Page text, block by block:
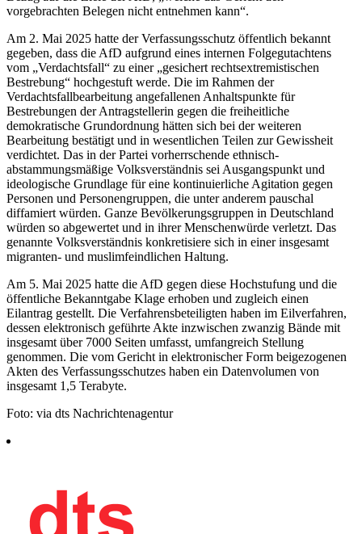
vorgebrachten Belegen nicht entnehmen kann“.
Am 2. Mai 2025 hatte der Verfassungsschutz öffentlich bekannt
gegeben, dass die AfD aufgrund eines internen Folgegutachtens
vom „Verdachtsfall“ zu einer „gesichert rechtsextremistischen
Bestrebung“ hochgestuft werde. Die im Rahmen der
Verdachtsfallbearbeitung angefallenen Anhaltspunkte für
Bestrebungen der Antragstellerin gegen die freiheitliche
demokratische Grundordnung hätten sich bei der weiteren
Bearbeitung bestätigt und in wesentlichen Teilen zur Gewissheit
verdichtet. Das in der Partei vorherrschende ethnisch-
abstammungsmäßige Volksverständnis sei Ausgangspunkt und
ideologische Grundlage für eine kontinuierliche Agitation gegen
Personen und Personengruppen, die unter anderem pauschal
diffamiert würden. Ganze Bevölkerungsgruppen in Deutschland
würden so abgewertet und in ihrer Menschenwürde verletzt. Das
genannte Volksverständnis konkretisiere sich in einer insgesamt
migranten- und muslimfeindlichen Haltung.
Am 5. Mai 2025 hatte die AfD gegen diese Hochstufung und die
öffentliche Bekanntgabe Klage erhoben und zugleich einen
Eilantrag gestellt. Die Verfahrensbeteiligten haben im Eilverfahren,
dessen elektronisch geführte Akte inzwischen zwanzig Bände mit
insgesamt über 7000 Seiten umfasst, umfangreich Stellung
genommen. Die vom Gericht in elektronischer Form beigezogenen
Akten des Verfassungsschutzes haben ein Datenvolumen von
insgesamt 1,5 Terabyte.
Foto: via dts Nachrichtenagentur